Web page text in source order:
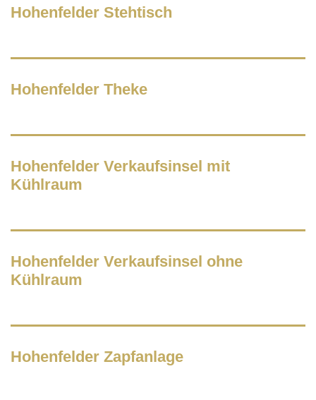
Hohenfelder Stehtisch
Hohenfelder Theke
Hohenfelder Verkaufsinsel mit
Kühlraum
Hohenfelder Verkaufsinsel ohne
Kühlraum
Hohenfelder Zapfanlage